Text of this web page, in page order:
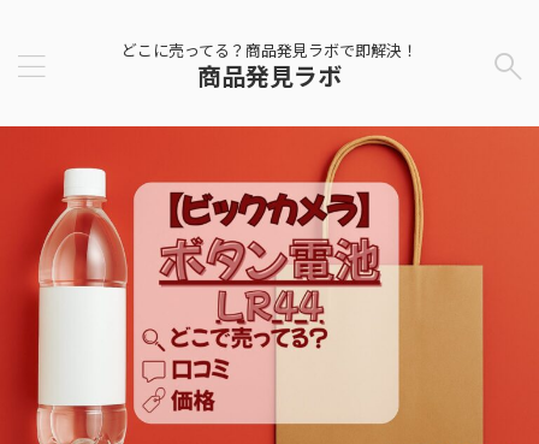
どこに売ってる？商品発見ラボで即解決！
商品発見ラボ